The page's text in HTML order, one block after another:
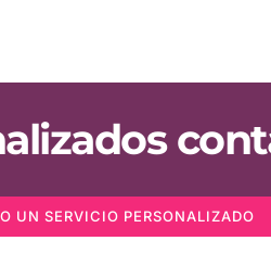
UN SERVICIO PERSONALIZADO